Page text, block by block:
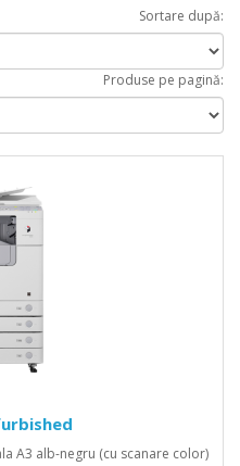
Sortare după:
Produse pe pagină:
A3 alb-negru (cu scanare color)